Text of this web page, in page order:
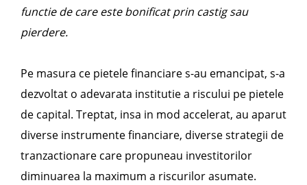
functie de care este bonificat prin castig sau
pierdere.
Pe masura ce pietele financiare s-au emancipat, s-a
dezvoltat o adevarata institutie a riscului pe pietele
de capital. Treptat, insa in mod accelerat, au aparut
diverse instrumente financiare, diverse strategii de
tranzactionare care propuneau investitorilor
diminuarea la maximum a riscurilor asumate.